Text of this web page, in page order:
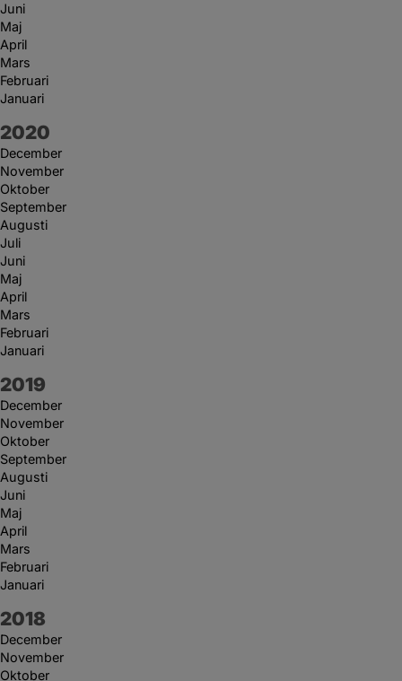
Juni
Maj
April
Mars
Februari
Januari
År:
2020
December
November
Oktober
September
Augusti
Juli
Juni
Maj
April
Mars
Februari
Januari
År:
2019
December
November
Oktober
September
Augusti
Juni
Maj
April
Mars
Februari
Januari
År:
2018
December
November
Oktober